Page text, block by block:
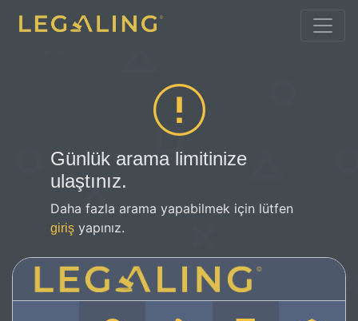
Günlük arama limitinize
ulaştınız.
Daha fazla arama yapabilmek için lütfen
giriş yapınız.